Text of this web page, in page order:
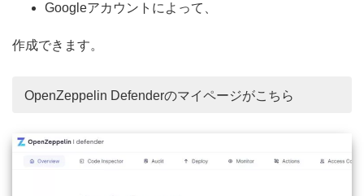
Googleアカウントによって、
作成できます。
OpenZeppelin Defenderのマイページがこちら